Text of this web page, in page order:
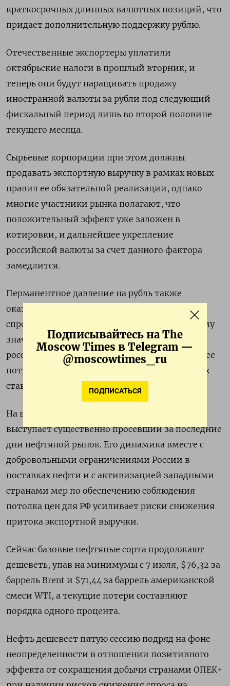
Подписывайтесь на The
Moscow Times в Telegram —
@moscowtimes_ru
ПОДПИСАТЬСЯ
краткосрочных длинных валютных позиций, что
придает дополнительную поддержку рублю.
Отечественные экспортеры уплатили
октябрьские налоги в прошлый вторник, и
теперь они будут наращивать продажу
иностранной валюты за рубли под следующий
фискальный период лишь во второй половине
текущего месяца.
Сырьевые корпорации при этом должны
продавать экспортную выручку в рамках новых
правил ее обязательной реализации, однако
многие участники рынка полагают, что
положительный эффект уже заложен в
котировки, и дальнейшее укрепление
российской валюты за счет данного фактора
замедлится.
Перманентное давление на рубль также
оказывает реальный внутренний валютный
спрос в счет импортных закупок, по-прежнему
значительных, невзирая на попытки
российского Центробанка охладить внутреннее
потребление политикой высоких процентных
ставок.
На внешнем контуре негативным фактором
выступает существенно просевший за последние
дни нефтяной рынок. Его динамика вместе с
добровольными ограничениями России в
поставках нефти и с активизацией западными
странами мер по обеспечению соблюдения
потолка цен для РФ усиливает риски снижения
притока экспортной выручки.
Сейчас базовые нефтяные сорта продолжают
дешеветь, упав на минимумы с 7 июля, $76,32 за
баррель Brent и $71,44 за баррель американской
смеси WTI, а текущие потери составляют
порядка одного процента.
Нефть дешевеет пятую сессию подряд на фоне
неопределенности в отношении позитивного
эффекта от сокращения добычи странами ОПЕК+